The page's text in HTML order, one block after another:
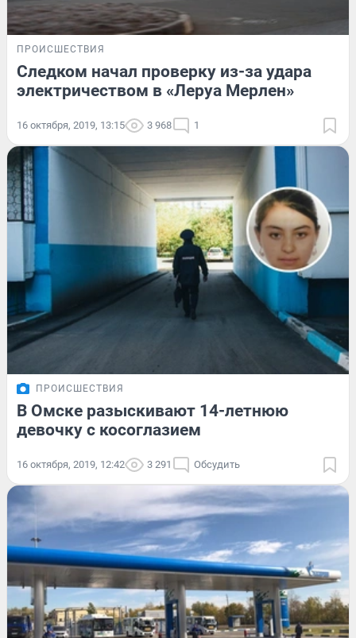
ПРОИСШЕСТВИЯ
Следком начал проверку из-за удара
электричеством в «Леруа Мерлен»
16 октября, 2019, 13:15 3 968 1
ПРОИСШЕСТВИЯ
В Омске разыскивают 14-летнюю
девочку с косоглазием
16 октября, 2019, 12:42 3 291 Обсудить